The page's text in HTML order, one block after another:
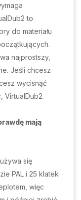
to
do materiału
najprostszy,
Jeśli chcesz
wycisnąć
VirtualDub2.
mają
się
PAL i 25 klatek
więc